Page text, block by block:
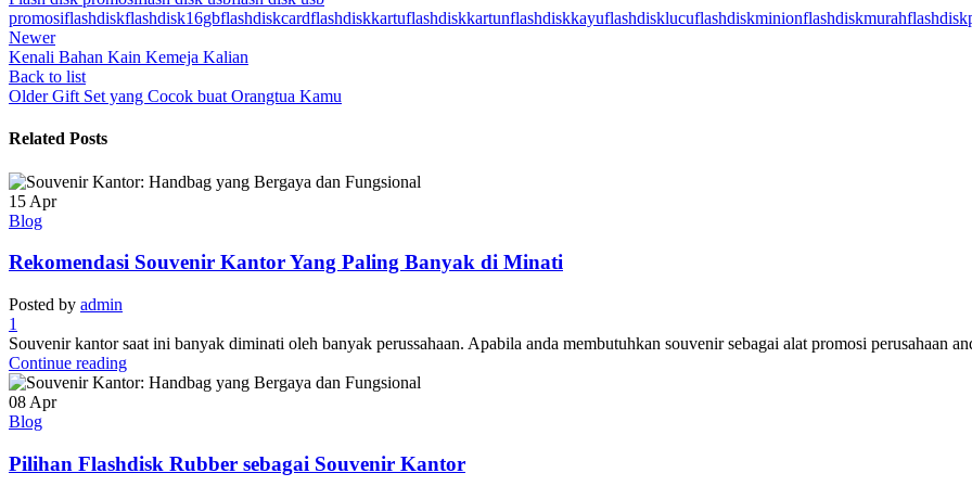
promosiflashdiskflashdisk16gbflashdiskcardflashdiskkartuflashdiskkartunflashdiskkayuflashdisklucuflashdiskminionflashdiskmurah
Newer
Kenali Bahan Kain Kemeja Kalian
Back to list
Older Gift Set yang Cocok buat Orangtua Kamu
Related Posts
15 Apr
Blog
Rekomendasi Souvenir Kantor Yang Paling Banyak di Minati
Posted by admin
1
Souvenir kantor saat ini banyak diminati oleh banyak perussahaan. Apabila anda membutuhkan souvenir sebagai alat promosi perusahaan
Continue reading
08 Apr
Blog
Pilihan Flashdisk Rubber sebagai Souvenir Kantor